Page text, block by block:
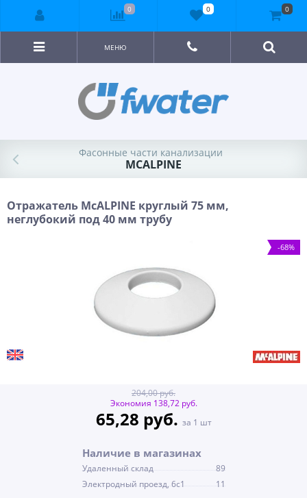
МЕНЮ
Фасонные части канализации
MCALPINE
Отражатель McALPINE круглый 75 мм,
неглубокий под 40 мм трубу
-68%
204,00 руб.
Экономия 138,72 руб.
65,28 руб. за 1 шт
Наличие в магазинах
Удаленный склад
89
Электродный проезд, 6с1
11
0 0 0